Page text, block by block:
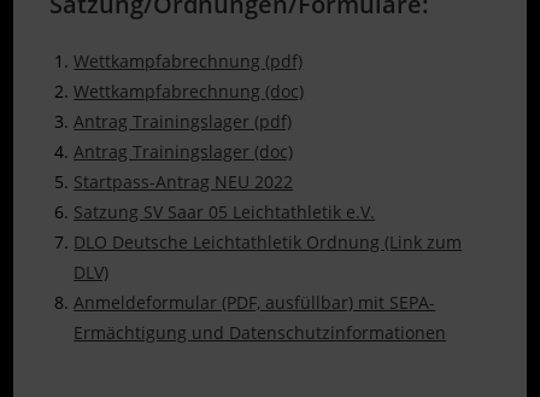
Wettkampfabrechnung (pdf)
Wettkampfabrechnung (doc)
Antrag Trainingslager (pdf)
Antrag Trainingslager (doc)
Startpass-Antrag NEU 2022
Satzung SV Saar 05 Leichtathletik e.V.
DLO Deutsche Leichtathletik Ordnung (Link zum
DLV)
Anmeldeformular (PDF, ausfüllbar) mit SEPA-
Ermächtigung und Datenschutzinformationen